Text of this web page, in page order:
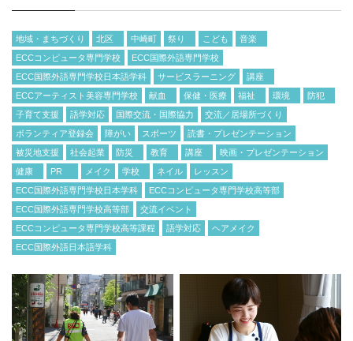
地域・まちづくり 北区 中崎町 祭り こども
音楽
ECCコンピュータ専門学校
ECC国際外語専門学校
ECC国際外語専門学校日本語学科
サービスラーニング
講座
ECCアーティスト美容専門学校
献血 保健・医療 福祉 環境
防犯
子育て支援
語学対応 国際交流・国際協力
交流／居場所づくり
ボランティア登録会
障がい スポーツ
読書・プレゼンテーション
被災地支援
社会起業 防災 教育 講座
映画・プレゼンテーション
健康
PR メイク 学校 ネイル
レッスン
ECC国際外語専門学校日本学科
ECCコンピュータ専門学校高等部
ECC国際外語専門学校高等部
交流イベント
ECCコンピュータ専門学校高等課程
語学対応
ヘアメイク
ECC国際外語日本語学科